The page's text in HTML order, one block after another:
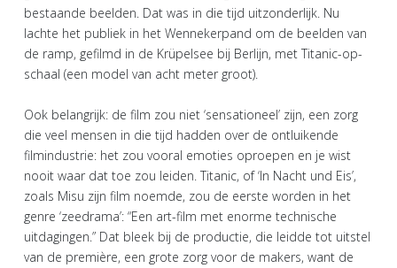
bestaande beelden. Dat was in die tijd uitzonderlijk. Nu
lachte het publiek in het Wennekerpand om de beelden van
de ramp, gefilmd in de Krüpelsee bij Berlijn, met Titanic-op-
schaal (een model van acht meter groot).
Ook belangrijk: de film zou niet ‘sensationeel’ zijn, een zorg
die veel mensen in die tijd hadden over de ontluikende
filmindustrie: het zou vooral emoties oproepen en je wist
nooit waar dat toe zou leiden. Titanic, of ‘In Nacht und Eis’,
zoals Misu zijn film noemde, zou de eerste worden in het
genre ‘zeedrama’: “Een art-film met enorme technische
uitdagingen.” Dat bleek bij de productie, die leidde tot uitstel
van de première, een grote zorg voor de makers, want de